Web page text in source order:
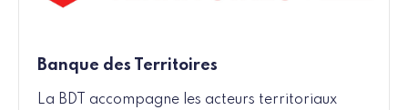
Banque des Territoires
La BDT accompagne les acteurs territoriaux